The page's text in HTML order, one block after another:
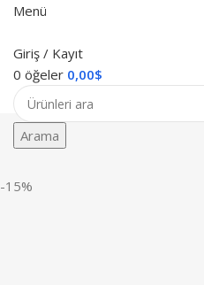
Menü
Giriş / Kayıt
0 öğeler 0,00$
Arama
-15%